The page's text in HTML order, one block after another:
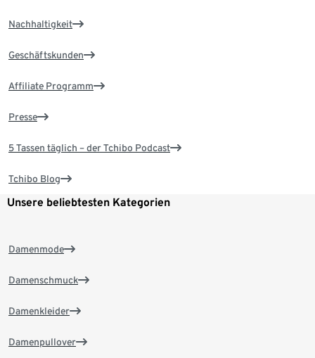
Nachhaltigkeit
Geschäftskunden
Affiliate Programm
Presse
5 Tassen täglich – der Tchibo Podcast
Tchibo Blog
Unsere beliebtesten Kategorien
Damenmode
Damenschmuck
Damenkleider
Damenpullover